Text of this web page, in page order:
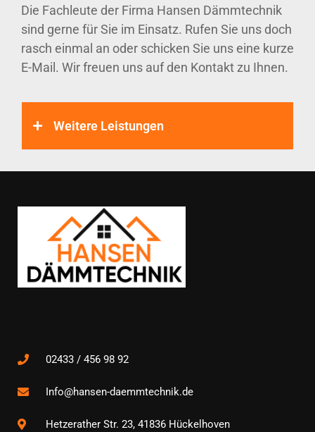
Die Fachleute der Firma Hansen Dämmtechnik
sind gerne für Sie im Einsatz. Rufen Sie uns doch
rasch einmal an oder schicken Sie uns eine kurze
E-Mail. Wir freuen uns auf den Kontakt zu Ihnen.
Weitere Leistungen
02433 / 456 98 92
Info@hansen-daemmtechnik.de
Hetzerather Str. 23, 41836 Hückelhoven